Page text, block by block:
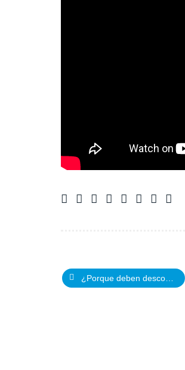
¿Porque deben descongelarse totalmente los alimentos antes de cocinarlos?